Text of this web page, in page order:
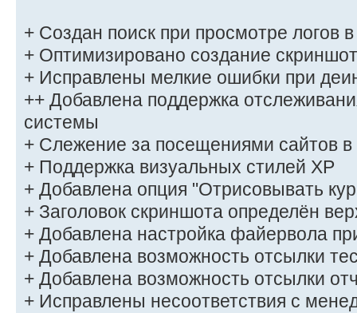
+ Создан поиск при просмотре логов
+ Оптимизировано создание
+ Исправлены мелкие ошибки при
++ Добавлена поддержка
системы
+ Слежение за посещениями сайтов
+ Поддержка визуальных стилей XP
+ Добавлена опция "Отрисовывать
+ Заголовок скриншота определён
+ Добавлена настройка файервола
+ Добавлена возможность отсылки
+ Добавлена возможность отсылки
+ Исправлены несоответствия с